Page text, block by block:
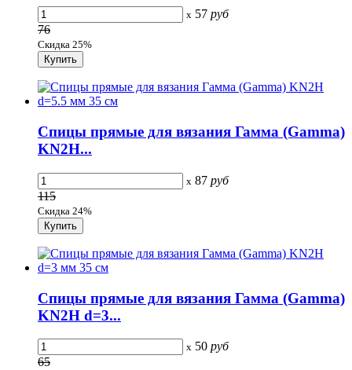
x 57 руб
76
Скидка 25%
Спицы прямые для вязания Гамма (Gamma)
KN2H...
x 87 руб
115
Скидка 24%
Спицы прямые для вязания Гамма (Gamma)
KN2H d=3...
x 50 руб
65